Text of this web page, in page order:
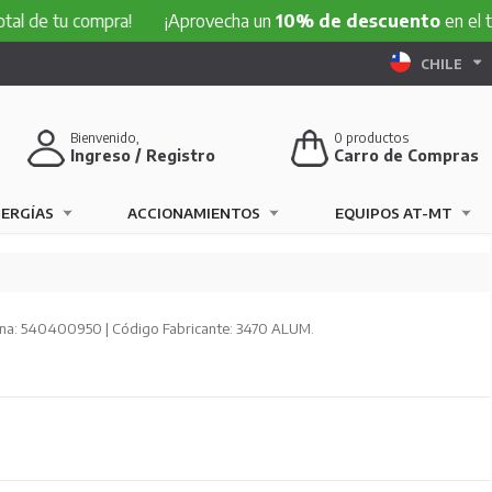
¡Aprovecha un10% de descuentoen el total de
CHILE
0 productos
Carro de Compras
Bienvenido,
Ingreso / Registro
ACCIONAMIENTOS EQUIPOS AT-MT
540400950 | Código Fabricante: 3470 ALUM.